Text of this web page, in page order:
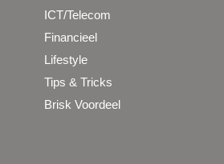
ICT/Telecom
Financieel
Lifestyle
Tips & Tricks
Brisk Voordeel